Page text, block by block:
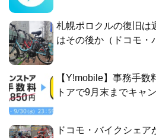
札幌ポロクルの復旧は
はその後か（ドコモ・
【Y!mobile】事務手
トアで9月末までキャ
ドコモ・バイクシェ